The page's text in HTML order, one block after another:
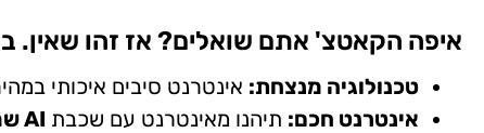
איפה הקאטצ' אתם שואלים? אז זהו שאין.
טכנולוגיה מנצחת: אינטרנט סיבים איכותי
אינטרנט חכם: תיהנו מאינטרנט עם שכבת AI שמשפרת ביצועים בזמן אמת